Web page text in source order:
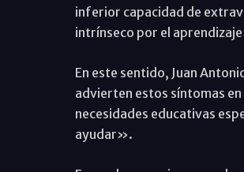
inferior capacidad de
intrínseco por el
En este sentido, Juan
advierten estos síntomas
necesidades educativas
ayudar».